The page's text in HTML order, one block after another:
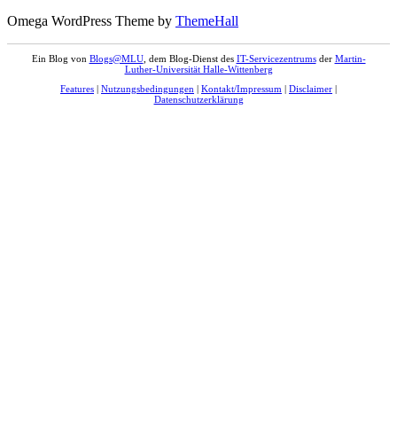
Omega WordPress Theme by ThemeHall
Ein Blog von Blogs@MLU, dem Blog-Dienst des IT-Servicezentrumsder Martin-
Luther-Universität Halle-Wittenberg
Features
Nutzungsbedingungen Kontakt/Impressum Disclaimer
Datenschutzerklärung